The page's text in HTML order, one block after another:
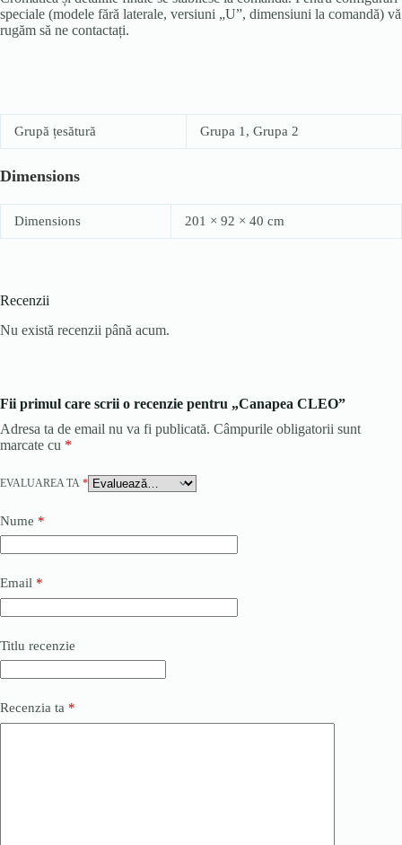
speciale (modele fără laterale, versiuni „U”, dimensiuni la comandă) vă
rugăm să ne contactați.
Grupă țesătură Grupa 1, Grupa 2
Dimensions
Dimensions 201 × 92 × 40 cm
Recenzii
Nu există recenzii până acum.
Fii primul care scrii o recenzie pentru „Canapea CLEO”
Adresa ta de email nu va fi publicată. Câmpurile obligatorii sunt
marcate cu *
EVALUAREA TA *
Nume *
Email *
Titlu recenzie
Recenzia ta *